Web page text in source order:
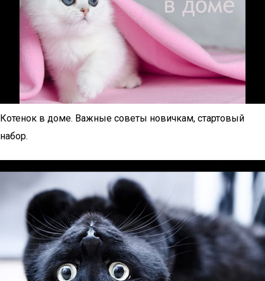
Котенок в доме. Важные советы новичкам, стартовый
набор.